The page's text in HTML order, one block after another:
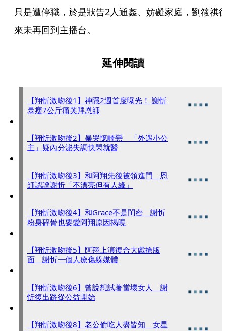
只是遭停職，於是狀告2人通姦、妨礙家庭，劉筱祺
來未再回到主播台。
延伸閱讀
【翔忻激吻後1】神隱2週首度曝光！ 謝忻
暴瘦7公斤痛哭拜恩師
【翔忻激吻後2】暴哭憶畸戀 「外遇小公
主」疑內分泌失調快閃就醫
【翔忻激吻後3】和阿翔先後被領進門 恩
師認證謝忻「不漂亮但有人緣」
【翔忻激吻後4】和Grace不是閨密 謝忻
粉身碎骨也要愛阿翔原因揭曉
【翔忻激吻後5】阿翔上演復合大戲搶版
面 謝忻一個人療傷躲媒體
【翔忻激吻後6】曾說想試著當壞女人 謝
忻復出路從公益開始
【翔忻激吻後8】老公偷吃人盡皆知 女星